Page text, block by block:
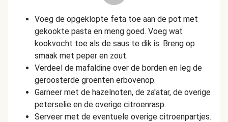
Voeg de opgeklopte feta toe aan de pot met
gekookte pasta en meng goed. Voeg wat
kookvocht toe als de saus te dik is. Breng op
smaak met peper en zout.
Verdeel de mafaldine over de borden en leg de
geroosterde groenten erbovenop.
Garneer met de hazelnoten, de za'atar, de overige
peterselie en de overige citroenrasp.
Serveer met de eventuele overige citroenpartjes.